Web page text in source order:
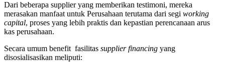
Dari beberapa supplier yang memberikan testimoni, mereka
merasakan manfaat untuk Perusahaan terutama dari segi working
capital, proses yang lebih praktis dan kepastian perencanaan arus
kas perusahaan.
Secara umum benefit fasilitas supplier financing yang
disosialisasikan meliputi: